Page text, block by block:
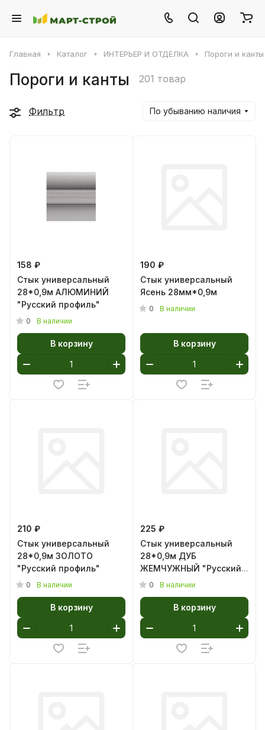
Главная Каталог ИНТЕРЬЕР И ОТДЕЛКА Пороги и канты
Пороги и канты 201 товар
Фильтр По убыванию наличия
158 ₽
Стык универсальный
28*0,9м АЛЮМИНИЙ
"Русский профиль"
0 В наличии
В корзину
190 ₽
Стык универсальный
Ясень 28мм*0,9м
0 В наличии
В корзину
210 ₽
Стык универсальный
28*0,9м ЗОЛОТО
"Русский профиль"
0 В наличии
В корзину
225 ₽
Стык универсальный
28*0,9м ДУБ
ЖЕМЧУЖНЫЙ "Русский
профиль"
0 В наличии
В корзину